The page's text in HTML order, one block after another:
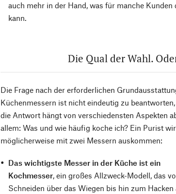
auch mehr in der Hand, was für manche
kann.
Die Qual der Wahl.
Die Frage nach der erforderlichen
Küchenmessern ist nicht eindeutig zu
die Antwort hängt von verschiedensten Aspekten
allem: Was und wie häufig koche ich? Ein Purist
möglicherweise mit zwei Messern auskommen:
Das wichtigste Messer in der Küche ist ein
Kochmesser, ein großes Allzweck-Modell, das
Schneiden über das Wiegen bis hin zum Hacken